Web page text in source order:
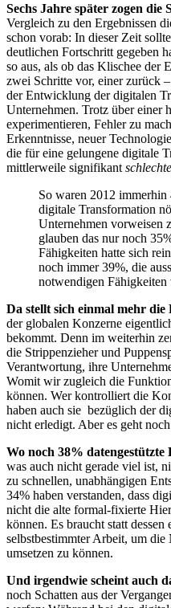
Sechs Jahre später zogen die
Vergleich zu den Ergebnissen
schon vorab: In dieser Zeit
deutlichen Fortschritt gegeben
so aus, als ob das Klischee der
zwei Schritte vor, einer zurück
der Entwicklung der digitalen
Unternehmen. Trotz über einer
experimentieren, Fehler zu
Erkenntnisse, neuer
die für eine gelungene digitale
mittlerweile signifikant
So waren 2012
digitale Transformation
Unternehmen vorweisen
glauben das nur noch
Fähigkeiten hatte sich
noch immer 39%, die
notwendigen Fähigkeiten
Da stellt sich einmal mehr die
der globalen Konzerne
bekommt. Denn im weiterhin
die Strippenzieher und
Verantwortung, ihre
Womit wir zugleich die
können. Wer kontrolliert die
haben auch sie bezüglich der
nicht erledigt. Aber es geht
Wo noch 38%
was auch nicht gerade viel ist,
zu schnellen, unabhängigen
34% haben verstanden, dass
nicht die alte formal-fixierte
können. Es braucht statt
selbstbestimmter Arbeit, um die
umsetzen zu können.
Und irgendwie scheint auch
noch Schatten aus der